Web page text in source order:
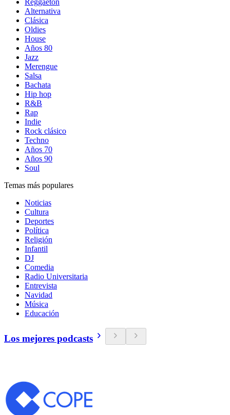
Reggaetón
Alternativa
Clásica
Oldies
House
Años 80
Jazz
Merengue
Salsa
Bachata
Hip hop
R&B
Rap
Indie
Rock clásico
Techno
Años 70
Años 90
Soul
Temas más populares
Noticias
Cultura
Deportes
Política
Religión
Infantil
DJ
Comedia
Radio Universitaria
Entrevista
Navidad
Música
Educación
Los mejores podcasts